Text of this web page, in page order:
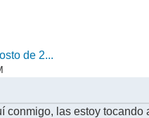
de 2...
conmigo, las estoy